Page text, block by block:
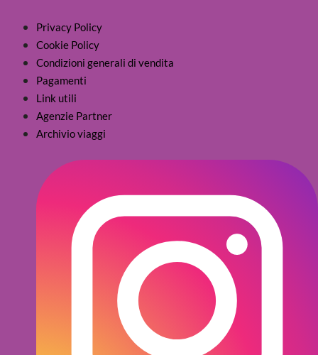
Privacy Policy
Cookie Policy
Condizioni generali di vendita
Pagamenti
Link utili
Agenzie Partner
Archivio viaggi